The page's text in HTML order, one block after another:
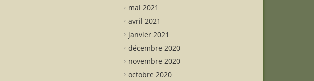
mai 2021
avril 2021
janvier 2021
décembre 2020
novembre 2020
octobre 2020